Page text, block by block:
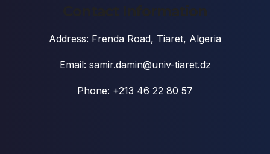
Contact Information
Address: Frenda Road, Tiaret, Algeria
Email: samir.damin@univ-tiaret.dz
Phone: +213 46 22 80 57